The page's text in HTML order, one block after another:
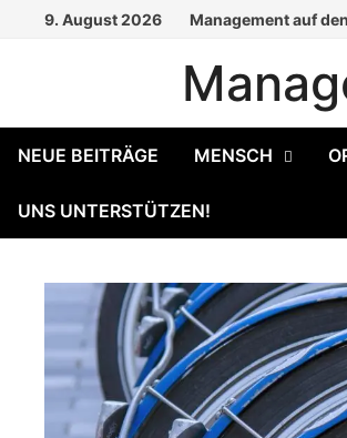
9. August 2026 Management auf
NEUE BEITRÄGE MENSCH
UNS UNTERSTÜTZEN!